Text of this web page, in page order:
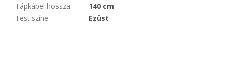
Tápkábel hossza:
140 cm
Test színe: Ezüst
L